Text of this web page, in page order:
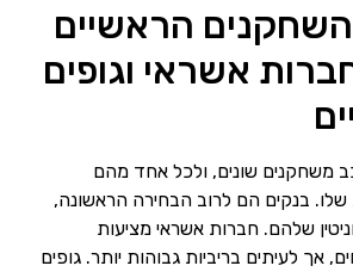
הראשיים
אשראי וגופים
משחקנים שונים, ולכל אחד מהם
שלו. בנקים הם לרוב הבחירה הראשונה,
שלהם. חברות אשראי מציעות
אך לעיתים בריביות גבוהות יותר. גופים